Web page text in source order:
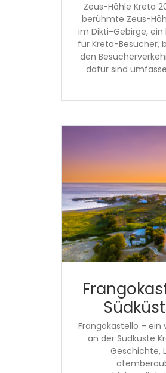
Zeus-Höhle Kreta
berühmte Zeus-
im Dikti-Gebirge, ein
für Kreta-Besucher,
den
dafür sind
Frangokastello – ein
an der Südküste
Geschichte,